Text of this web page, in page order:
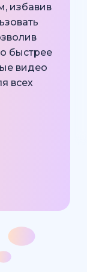
избавив
быстрее
видео
всех